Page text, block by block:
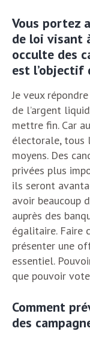
Vous portez
de loi visant
occulte des
est
Je veux
de l’argent
mettre fin. Car
électorale, tous
moyens. Des
privées plus
ils seront
avoir beaucoup
auprès des
égalitaire. Faire
présenter une
essentiel.
que pouvoir
Comment
des